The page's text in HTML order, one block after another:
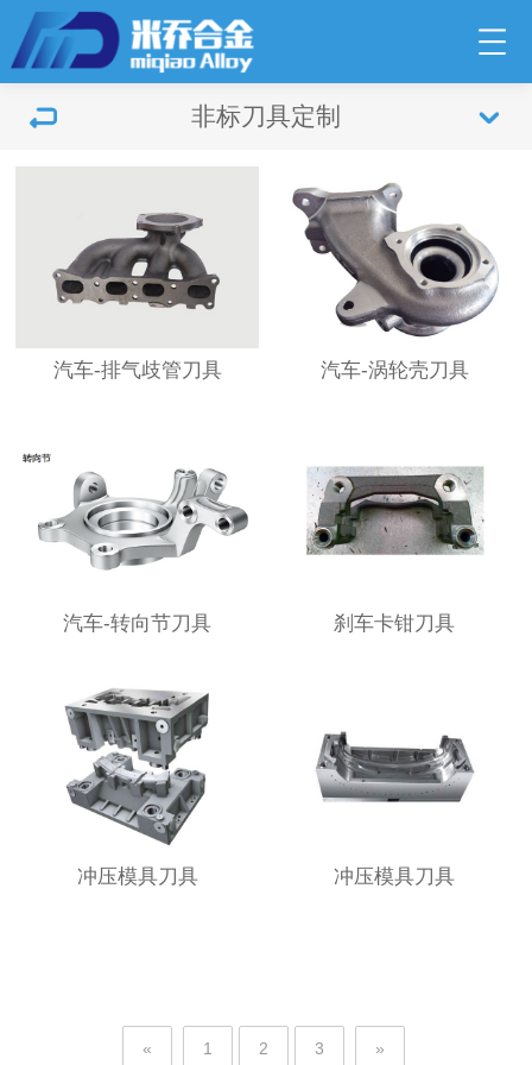
非标刀具定制
汽车-排气歧管刀具 汽车-涡轮壳刀具
汽车-转向节刀具 刹车卡钳刀具
冲压模具刀具 冲压模具刀具
« 1 2 3 »